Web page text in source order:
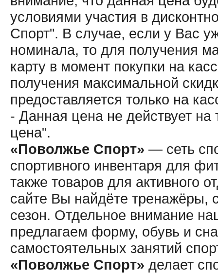
условиями участия в
Спорт". В случае, если у Вас
номинала, то для получения
карту в момент покупки на
получения максимальной
предоставляется только на
- Данная цена не действует
цена".
«Поволжье Спорт» — сеть
спортивного инвентаря для
также товаров для активного
сайте Вы найдёте тренажёры,
сезон. Отдельное внимание
предлагаем форму, обувь и
самостоятельных занятий
«Поволжье Спорт» делает